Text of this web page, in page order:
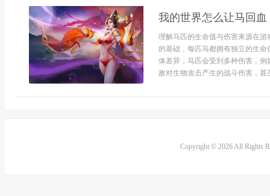
我的世界怎么让马回
理解马匹的生命值与伤害来源在
的基础，每匹马都拥有独立的生
体差异，马匹会受到多种伤害，
敌对生物攻击产生的战斗伤害，
Copyright © 2026 All Rights